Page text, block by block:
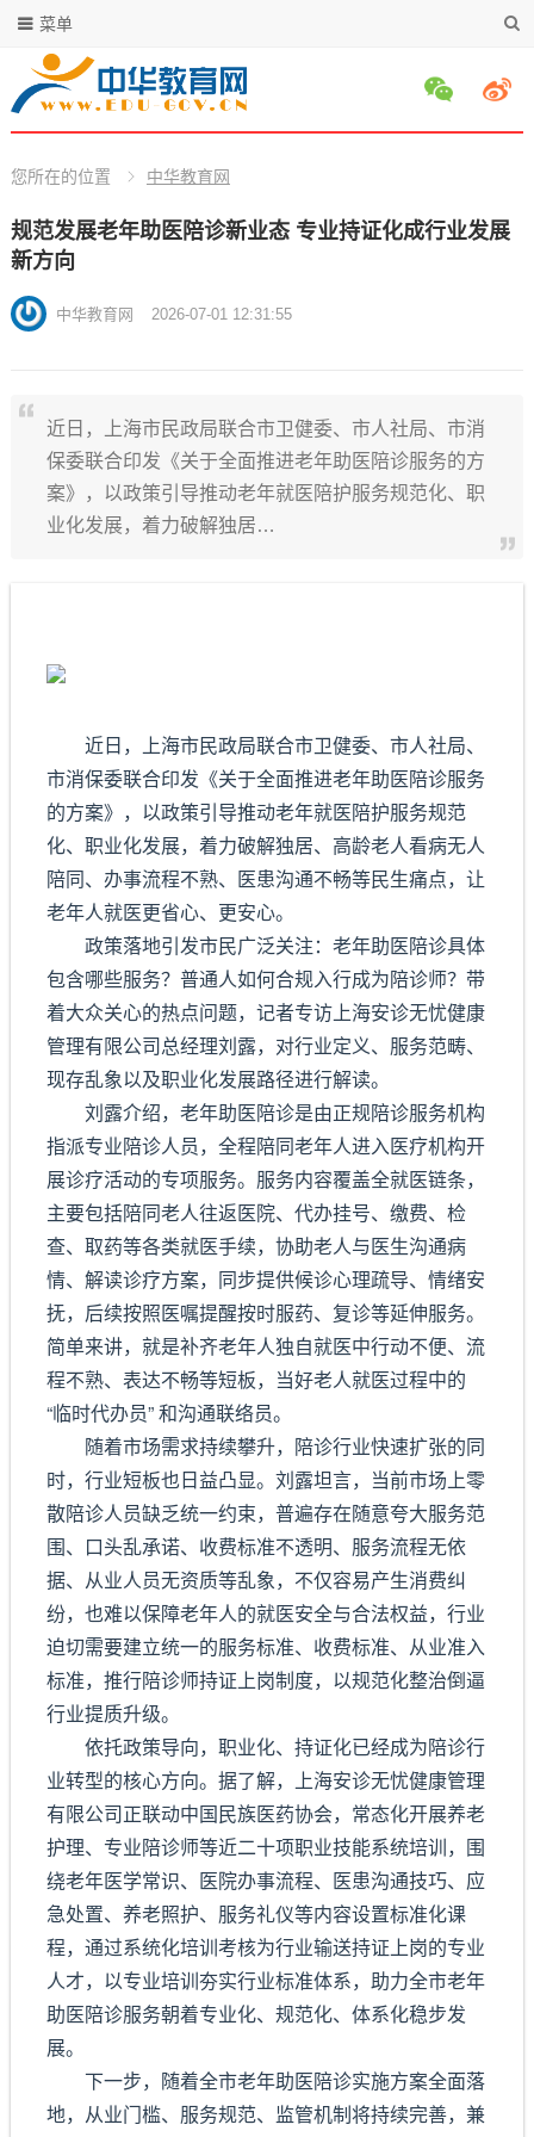
菜单
您所在的位置 中华教育网
规范发展老年助医陪诊新业态 专业持证化成行业发展
新方向
中华教育网 2026-07-01 12:31:55
近日，上海市民政局联合市卫健委、市人社局、市消
保委联合印发《关于全面推进老年助医陪诊服务的方
案》，以政策引导推动老年就医陪护服务规范化、职
业化发展，着力破解独居…
近日，上海市民政局联合市卫健委、市人社局、
市消保委联合印发《关于全面推进老年助医陪诊服务
的方案》，以政策引导推动老年就医陪护服务规范
化、职业化发展，着力破解独居、高龄老人看病无人
陪同、办事流程不熟、医患沟通不畅等民生痛点，让
老年人就医更省心、更安心。
政策落地引发市民广泛关注：老年助医陪诊具体
包含哪些服务？普通人如何合规入行成为陪诊师？带
着大众关心的热点问题，记者专访上海安诊无忧健康
管理有限公司总经理刘露，对行业定义、服务范畴、
现存乱象以及职业化发展路径进行解读。
刘露介绍，老年助医陪诊是由正规陪诊服务机构
指派专业陪诊人员，全程陪同老年人进入医疗机构开
展诊疗活动的专项服务。服务内容覆盖全就医链条，
主要包括陪同老人往返医院、代办挂号、缴费、检
查、取药等各类就医手续，协助老人与医生沟通病
情、解读诊疗方案，同步提供候诊心理疏导、情绪安
抚，后续按照医嘱提醒按时服药、复诊等延伸服务。
简单来讲，就是补齐老年人独自就医中行动不便、流
程不熟、表达不畅等短板，当好老人就医过程中的
“临时代办员” 和沟通联络员。
随着市场需求持续攀升，陪诊行业快速扩张的同
时，行业短板也日益凸显。刘露坦言，当前市场上零
散陪诊人员缺乏统一约束，普遍存在随意夸大服务范
围、口头乱承诺、收费标准不透明、服务流程无依
据、从业人员无资质等乱象，不仅容易产生消费纠
纷，也难以保障老年人的就医安全与合法权益，行业
迫切需要建立统一的服务标准、收费标准、从业准入
标准，推行陪诊师持证上岗制度，以规范化整治倒逼
行业提质升级。
依托政策导向，职业化、持证化已经成为陪诊行
业转型的核心方向。据了解，上海安诊无忧健康管理
有限公司正联动中国民族医药协会，常态化开展养老
护理、专业陪诊师等近二十项职业技能系统培训，围
绕老年医学常识、医院办事流程、医患沟通技巧、应
急处置、养老照护、服务礼仪等内容设置标准化课
程，通过系统化培训考核为行业输送持证上岗的专业
人才，以专业培训夯实行业标准体系，助力全市老年
助医陪诊服务朝着专业化、规范化、体系化稳步发
展。
下一步，随着全市老年助医陪诊实施方案全面落
地，从业门槛、服务规范、监管机制将持续完善，兼